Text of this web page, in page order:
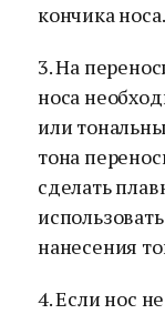
кончика носа.
3. На
носа
или
тона
сделать
нанесения
4. Если нос